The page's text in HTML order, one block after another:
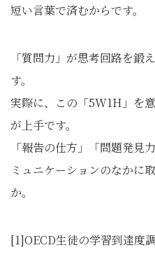
短い言葉で済むからです。
「質問力」が思考回路を鍛
す。
実際に、この「5W1H」を
が上手です。
「報告の仕方」「問題発見
ミュニケーションのなかに
か。
[1]OECD生徒の学習到達度